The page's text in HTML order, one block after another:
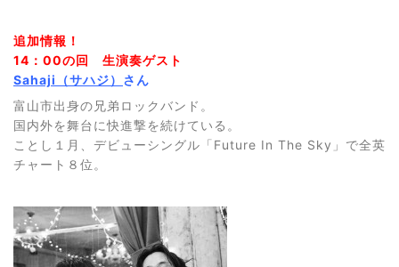
追加情報！
14：00の回 生演奏ゲスト
Sahaji（サハジ） さん
富山市出身の兄弟ロックバンド。
国内外を舞台に快進撃を続けている。
ことし１月、デビューシングル「Future In The Sky」で全英
チャート８位。